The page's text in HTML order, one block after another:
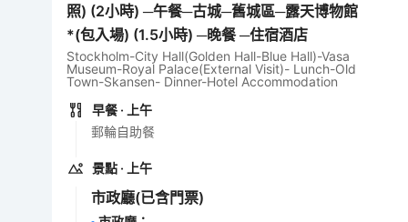
照) (2小時) ─午餐─古城─舊城區─露天博物館
*(包入場) (1.5小時) ─晚餐 ─住宿酒店
Stockholm-City Hall(Golden Hall-Blue Hall)-Vasa
Museum-Royal Palace(External Visit)- Lunch-Old
Town-Skansen- Dinner-Hotel Accommodation
早餐 · 上午
郵輪自助餐
景點 · 上午
市政廳(已含門票)